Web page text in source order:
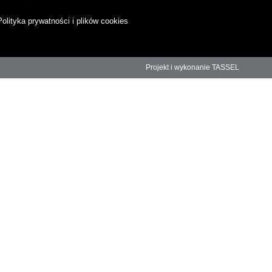
prywatności i plików cookies
Projekt i wykonanie TASSEL